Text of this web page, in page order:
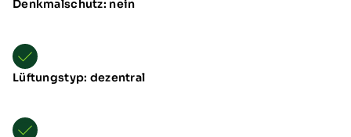
Denkmalschutz: nein
Lüftungstyp: dezentral